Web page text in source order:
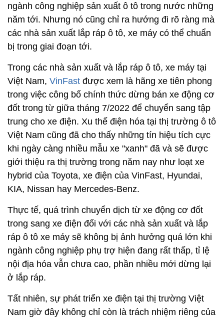
ngành công nghiệp sản xuất ô tô trong nước những
năm tới. Nhưng nó cũng chỉ ra hướng đi rõ ràng mà
các nhà sản xuất lắp ráp ô tô, xe máy có thể chuẩn
bị trong giai đoạn tới.
Trong các nhà sản xuất và lắp ráp ô tô, xe máy tại
Việt Nam, VinFast được xem là hãng xe tiên phong
trong việc công bố chính thức dừng bán xe động cơ
đốt trong từ giữa tháng 7/2022 để chuyển sang tập
trung cho xe điện. Xu thế điện hóa tại thị trường ô tô
Việt Nam cũng đã cho thấy những tín hiệu tích cực
khi ngày càng nhiều mẫu xe "xanh" đã và sẽ được
giới thiệu ra thị trường trong năm nay như loạt xe
hybrid của Toyota, xe điện của VinFast, Hyundai,
KIA, Nissan hay Mercedes-Benz.
Thực tế, quá trình chuyển dịch từ xe động cơ đốt
trong sang xe điện đối với các nhà sản xuất và lắp
ráp ô tô xe máy sẽ không bị ảnh hưởng quá lớn khi
ngành công nghiệp phụ trợ hiện đang rất thấp, tỉ lệ
nội địa hóa vẫn chưa cao, phần nhiều mới dừng lại
ở lắp ráp.
Tất nhiên, sự phát triển xe điện tại thị trường Việt
Nam giờ đây không chỉ còn là trách nhiệm riêng của